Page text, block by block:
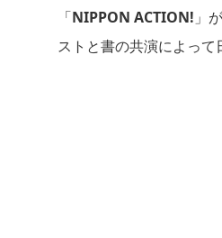
「NIPPON ACTION! 」
ストと書の共演によっ